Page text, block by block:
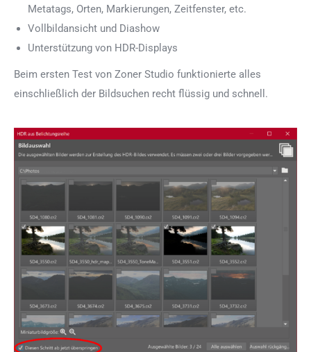
Metatags, Orten, Markierungen, Zeitfenster, etc.
Vollbildansicht und Diashow
Unterstützung von HDR-Displays
Beim ersten Test von Zoner Studio funktionierte alles
einschließlich der Bildsuchen recht flüssig und schnell.